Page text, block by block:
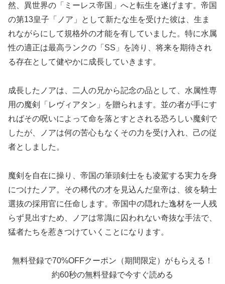
然、異世界の「ミーレス帝国」へと転生を遂げます。帝国
の第13皇子「ノア」として新たな生を受けた彼は、生ま
れながらにして規格外の才能を有していました。特に水属
性の適正は最高ランクの「SS」を誇り、将来を期待され
る存在として健やかに成長していきます。
成長したノアは、二人の兄から記念の品として、水属性専
用の魔剣「レヴィアタン」を贈られます。並の者が手にす
ればその呪いによって命を落とすとされる恐ろしい魔剣で
したが、ノアは何の苦心もなくその力を受け入れ、己の従
者としました。
魔剣を自在に操り、帝国の筆頭剣士をも凌駕する実力を身
につけたノア。その稀代の才を見込んだ皇帝は、彼を騎士
選抜の採用官に任命します。帝国中の隠れた逸材を一人残
らず見出すため、ノアは常識に囚われない奇抜な手法で、
猛者たちを惹きつけていくことになります。
無料登録で70%OFFクーポン（期間限定）がもらえる！
約60秒の無料登録で今すぐ読める